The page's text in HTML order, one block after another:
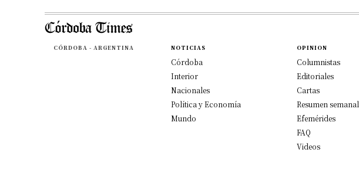
CÓRDOBA - ARGENTINA NOTICIAS
Córdoba
Interior
Nacionales
Política y Economía
Mundo
OPINION
Columnistas
Editoriales
Cartas
Resumen semanal
Efemérides
FAQ
Videos